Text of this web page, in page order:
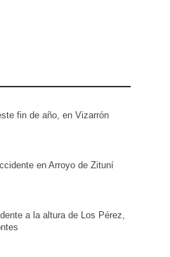
fin de año, en Vizarrón
en Arroyo de Zituní
a la altura de Los Pérez,